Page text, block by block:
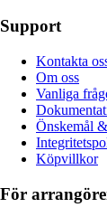
Support
Kontakta
Om oss
Vanliga
Önskemål
Köpvillkor
För